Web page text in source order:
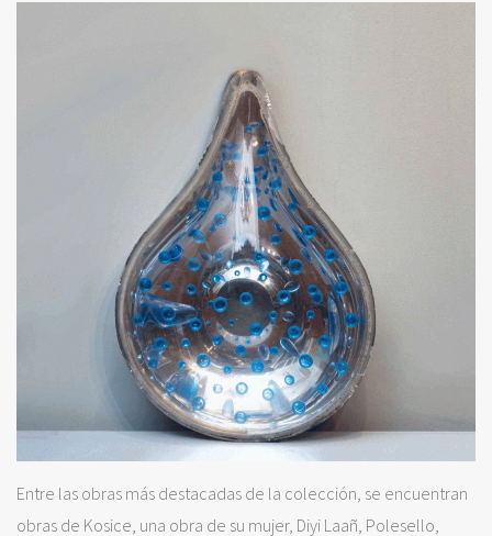
Entre las obras más destacadas de la colección, se encuentran
obras de Kosice, una obra de su mujer, Diyi Laañ, Polesello,